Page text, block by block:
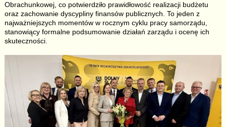
Obrachunkowej, co potwierdziło prawidłowość realizacji budżetu
oraz zachowanie dyscypliny finansów publicznych. To jeden z
najważniejszych momentów w rocznym cyklu pracy samorządu,
stanowiący formalne podsumowanie działań zarządu i ocenę ich
skuteczności.